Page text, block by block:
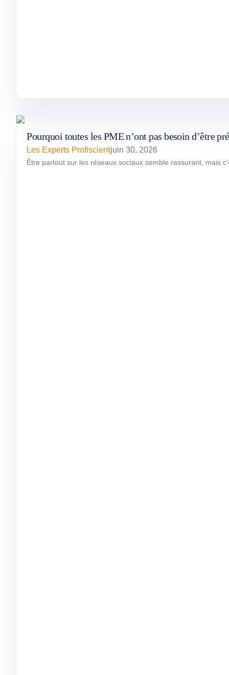
Pourquoi toutes les PME n’ont pas besoin d’être
Les Experts Profiscientjuin 30, 2026
Être partout sur les réseaux sociaux semble rassurant, mais